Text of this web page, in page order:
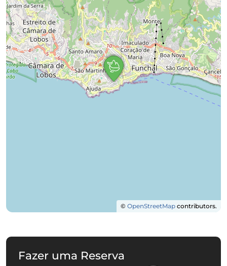
© OpenStreetMap contributors.
Fazer uma Reserva